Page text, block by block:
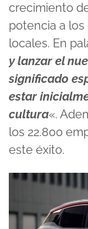
crecimiento
potencia a
locales. En
y lanzar el
significado
estar
cultura«.
los 22.800
este éxito.